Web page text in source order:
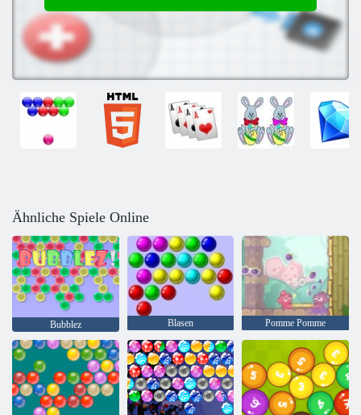
Ähnliche Spiele Online
Bubblez Blasen Pomme Pomme